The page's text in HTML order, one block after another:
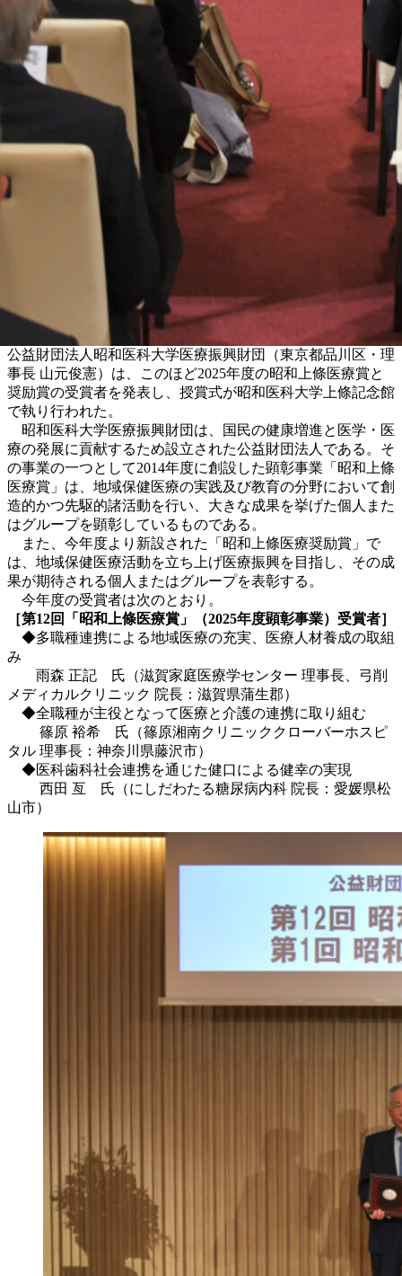
公益財団法人昭和医科大学医療振興財団（東京都品川区・理
事長 山元俊憲）は、このほど2025年度の昭和上條医療賞と
奨励賞の受賞者を発表し、授賞式が昭和医科大学上條記念館
で執り行われた。
昭和医科大学医療振興財団は、国民の健康増進と医学・医
療の発展に貢献するため設立された公益財団法人である。そ
の事業の一つとして2014年度に創設した顕彰事業「昭和上條
医療賞」は、地域保健医療の実践及び教育の分野において創
造的かつ先駆的諸活動を行い、大きな成果を挙げた個人また
はグループを顕彰しているものである。
また、今年度より新設された「昭和上條医療奨励賞」で
は、地域保健医療活動を立ち上げ医療振興を目指し、その成
果が期待される個人またはグループを表彰する。
今年度の受賞者は次のとおり。
［第12回「昭和上條医療賞」（2025年度顕彰事業）受賞者］
◆多職種連携による地域医療の充実、医療人材養成の取組
み
雨森 正記 氏（滋賀家庭医療学センター 理事長、弓削
メディカルクリニック 院長：滋賀県蒲生郡）
◆全職種が主役となって医療と介護の連携に取り組む
篠原 裕希 氏（篠原湘南クリニッククローバーホスピ
タル 理事長：神奈川県藤沢市）
◆医科歯科社会連携を通じた健口による健幸の実現
西田 亙 氏（にしだわたる糖尿病内科 院長：愛媛県松
山市）